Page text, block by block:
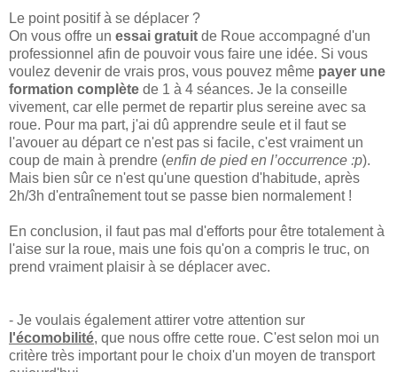
Le point positif à se déplacer ?
On vous offre un essai gratuit de Roue accompagné d'un
professionnel afin de pouvoir vous faire une idée. Si vous
voulez devenir de vrais pros, vous pouvez même payer une
formation complète de 1 à 4 séances. Je la conseille
vivement, car elle permet de repartir plus sereine avec sa
roue. Pour ma part, j'ai dû apprendre seule et il faut se
l'avouer au départ ce n'est pas si facile, c'est vraiment un
coup de main à prendre (enfin de pied en l’occurrence :p).
Mais bien sûr ce n'est qu'une question d'habitude, après
2h/3h d'entraînement tout se passe bien normalement !
En conclusion, il faut pas mal d'efforts pour être totalement à
l'aise sur la roue, mais une fois qu'on a compris le truc, on
prend vraiment plaisir à se déplacer avec.
- Je voulais également attirer votre attention sur
l'écomobilité, que nous offre cette roue. C'est selon moi un
critère très important pour le choix d'un moyen de transport